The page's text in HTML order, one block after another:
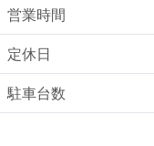
営業時間
定休日
駐車台数